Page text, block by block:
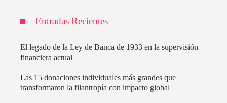
Entradas Recientes
El legado de la Ley de Banca de 1933 en la supervisión
financiera actual
Las 15 donaciones individuales más grandes que
transformaron la filantropía con impacto global